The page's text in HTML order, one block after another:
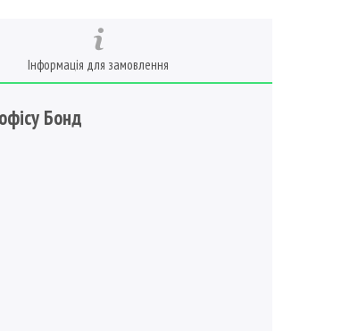
Інформація для замовлення
Бонд